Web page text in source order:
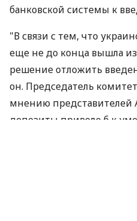
банковской системы к
"В связи с тем, что
еще не до конца вышла
решение отложить
он. Председатель
мнению представителей
депозиты привело б к